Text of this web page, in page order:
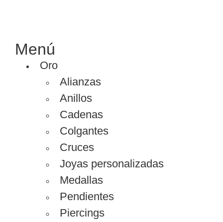
Menú
Oro
Alianzas
Anillos
Cadenas
Colgantes
Cruces
Joyas personalizadas
Medallas
Pendientes
Piercings